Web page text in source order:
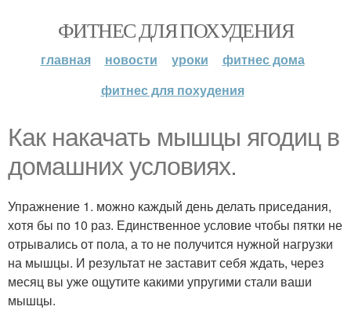
ФИТНЕС ДЛЯ ПОХУДЕНИЯ
главная новости уроки
фитнес дома
фитнес для похудения
Как накачать мышцы ягодиц в
домашних условиях.
Упражнение 1. можно каждый день делать приседания,
хотя бы по 10 раз. Единственное условие чтобы пятки не
отрывались от пола, а то не получится нужной нагрузки
на мышцы. И результат не заставит себя ждать, через
месяц вы уже ощутите какими упругими стали ваши
мышцы.